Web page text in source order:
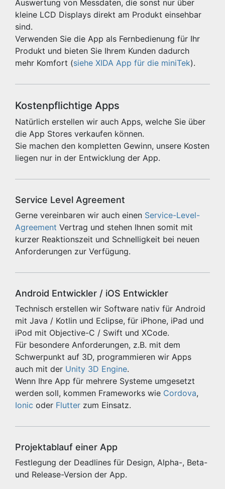
Auswertung von Messdaten, die sonst nur über
kleine LCD Displays direkt am Produkt einsehbar
sind.
Verwenden Sie die App als Fernbedienung für Ihr
Produkt und bieten Sie Ihrem Kunden dadurch
mehr Komfort (siehe XIDA App für die miniTek).
Kostenpflichtige Apps
Natürlich erstellen wir auch Apps, welche Sie über
die App Stores verkaufen können.
Sie machen den kompletten Gewinn, unsere Kosten
liegen nur in der Entwicklung der App.
Service Level Agreement
Gerne vereinbaren wir auch einen Service-Level-
Agreement Vertrag und stehen Ihnen somit mit
kurzer Reaktionszeit und Schnelligkeit bei neuen
Anforderungen zur Verfügung.
Android Entwickler / iOS Entwickler
Technisch erstellen wir Software nativ für Android
mit Java / Kotlin und Eclipse, für iPhone, iPad und
iPod mit Objective-C / Swift und XCode.
Für besondere Anforderungen, z.B. mit dem
Schwerpunkt auf 3D, programmieren wir Apps
auch mit der Unity 3D Engine.
Wenn Ihre App für mehrere Systeme umgesetzt
werden soll, kommen Frameworks wie Cordova,
Ionic oder Flutter zum Einsatz.
Projektablauf einer App
Festlegung der Deadlines für Design, Alpha-, Beta-
und Release-Version der App.